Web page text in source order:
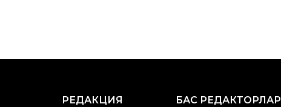
РЕДАКЦИЯ БАС РЕДАКТОРЛАР